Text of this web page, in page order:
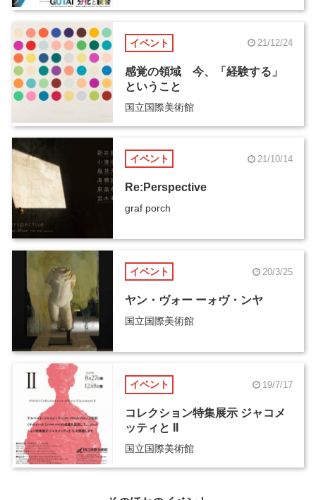
イベント 21/12/24
感覚の領域 今、「経験する」
ということ
国立国際美術館
イベント 21/10/14
Re:Perspective
graf porch
イベント 20/3/25
ヤン・ヴォー ーォヴ・ンヤ
国立国際美術館
イベント 19/7/17
コレクション特集展示 ジャコメ
ッティと II
国立国際美術館